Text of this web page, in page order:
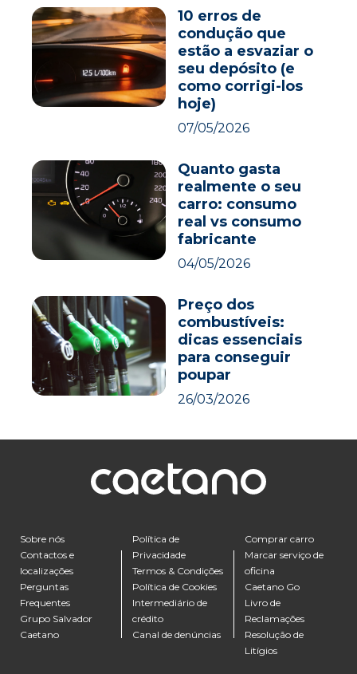
10 erros de
condução que
estão a esvaziar o
seu depósito (e
como corrigi-los
hoje)
07/05/2026
Quanto gasta
realmente o seu
carro: consumo
real vs consumo
fabricante
04/05/2026
Preço dos
combustíveis:
dicas essenciais
para conseguir
poupar
26/03/2026
Sobre nós
Contactos e
localizações
Perguntas
Frequentes
Grupo Salvador
Caetano
Política de
Privacidade
Termos & Condições
Política de Cookies
Intermediário de
crédito
Canal de denúncias
Comprar carro
Marcar serviço de
oficina
Caetano Go
Livro de
Reclamações
Resolução de
Litígios